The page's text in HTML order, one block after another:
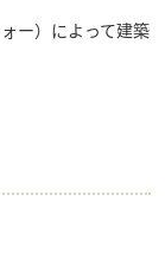
ー）によって建築